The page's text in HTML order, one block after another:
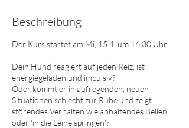
Beschreibung
Der Kurs startet am Mi, 15.4. um 16:30 Uhr
Dein Hund reagiert auf jeden Reiz, ist
energiegeladen und impulsiv?
Oder kommt er in aufregenden, neuen
Situationen schlecht zur Ruhe und zeigt
störendes Verhalten wie anhaltendes Bellen
oder 'in die Leine springen'?